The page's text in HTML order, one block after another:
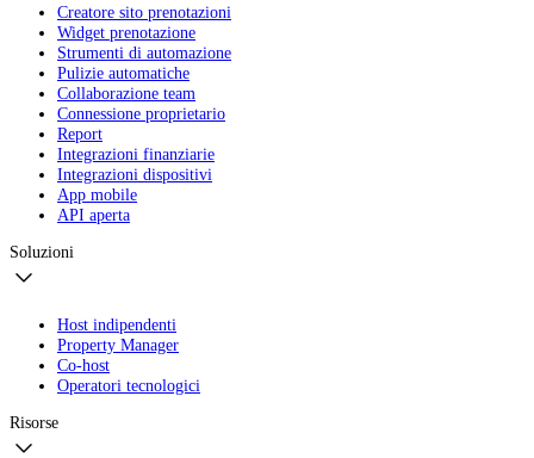
Creatore sito prenotazioni
Widget prenotazione
Strumenti di automazione
Pulizie automatiche
Collaborazione team
Connessione proprietario
Report
Integrazioni finanziarie
Integrazioni dispositivi
App mobile
API aperta
Soluzioni
Host indipendenti
Property Manager
Co-host
Operatori tecnologici
Risorse